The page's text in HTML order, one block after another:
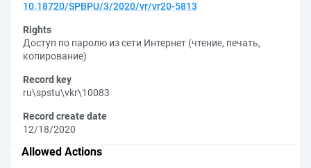
10.18720/SPBPU/3/2020/vr/vr20-5813
Rights
Доступ по паролю из сети Интернет (чтение, печать,
копирование)
Record key
ru\spstu\vkr\10083
Record create date
12/18/2020
Allowed Actions